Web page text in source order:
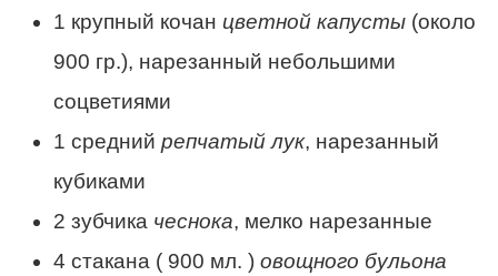
1 крупный кочан цветной капусты (около
900 гр.), нарезанный небольшими
соцветиями
1 средний репчатый лук, нарезанный
кубиками
2 зубчика чеснока, мелко нарезанные
4 стакана ( 900 мл. ) овощного бульона